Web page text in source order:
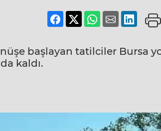
başlayan tatilciler Bursa
kaldı.